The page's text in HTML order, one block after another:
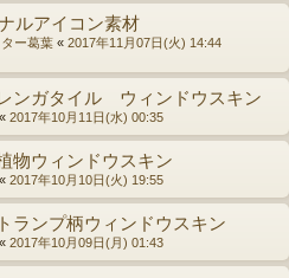
ルアイコン素材
ー葛葉 « 2017年11月07日(火) 14:44
ンガタイル ウィンドウスキン
« 2017年10月11日(水) 00:35
物ウィンドウスキン
« 2017年10月10日(火) 19:55
ランプ柄ウィンドウスキン
« 2017年10月09日(月) 01:43